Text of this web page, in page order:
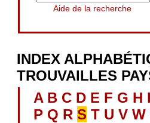
Aide de la recherche
INDEX
TROUVAILLES
A B C D E F G H I
P Q R S T U V W